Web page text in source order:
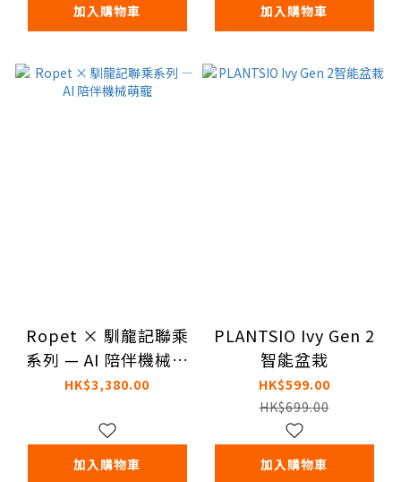
加入購物車 加入購物車
Ropet × 馴龍記聯乘
系列 — AI 陪伴機械萌
寵
HK$3,380.00
加入購物車
PLANTSIO Ivy Gen 2
智能盆栽
HK$599.00
HK$699.00
加入購物車